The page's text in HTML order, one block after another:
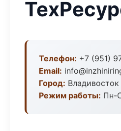
Телефон: +7 (951)
Email:
Город: Владивосток
Режим работы: Пн-